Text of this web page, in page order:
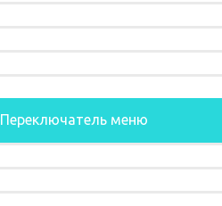
Переключатель меню